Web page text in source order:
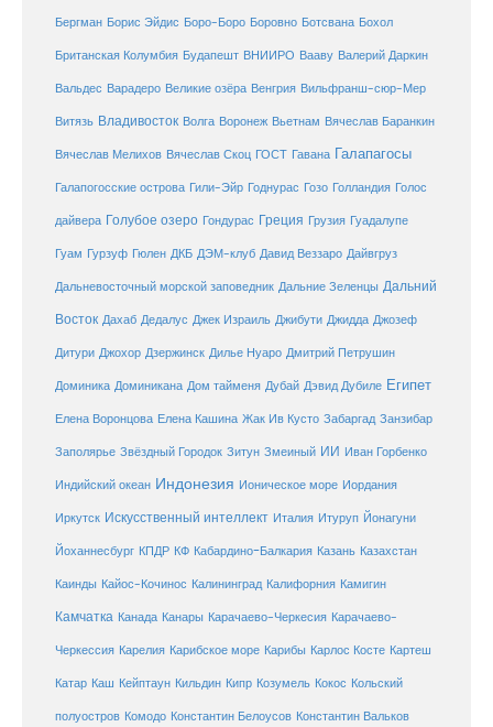
Бергман Борис Эйдис Боро-Боро Боровно Ботсвана Бохол
Британская Колумбия Будапешт ВНИИРО Вааву Валерий Даркин
Вальдес Варадеро Великие озёра Венгрия Вильфранш-сюр-Мер
Витязь Владивосток Волга Воронеж Вьетнам Вячеслав Баранкин
Вячеслав Мелихов Вячеслав Скоц ГОСТ Гавана Галапагосы
Галапогосские острова Гили-Эйр Годнурас Гозо Голландия Голос
дайвера Голубое озеро Гондурас Греция Грузия Гуадалупе
Гуам Гурзуф Гюлен ДКБ ДЭМ-клуб Давид Веззаро Дайвгруз
Дальневосточный морской заповедник Дальние Зеленцы Дальний
Восток Дахаб Дедалус Джек Израиль Джибути Джидда Джозеф
Дитури Джохор Дзержинск Дилье Нуаро Дмитрий Петрушин
Доминика Доминикана Дом тайменя Дубай Дэвид Дубиле Египет
Елена Воронцова Елена Кашина Жак Ив Кусто Забаргад Занзибар
Заполярье Звёздный Городок Зитун Змеиный ИИ Иван Горбенко
Индийский океан Индонезия Ионическое море Иордания
Иркутск Искусственный интеллект Италия Итуруп Йонагуни
Йоханнесбург КПДР КФ Кабардино-Балкария Казань Казахстан
Каинды Кайос-Кочинос Калининград Калифорния Камигин
Камчатка Канада Канары Карачаево-Черкесия Карачаево-
Черкессия Карелия Карибское море Карибы Карлос Косте Картеш
Катар Каш Кейптаун Кильдин Кипр Козумель Кокос Кольский
полуостров Комодо Константин Белоусов Константин Вальков